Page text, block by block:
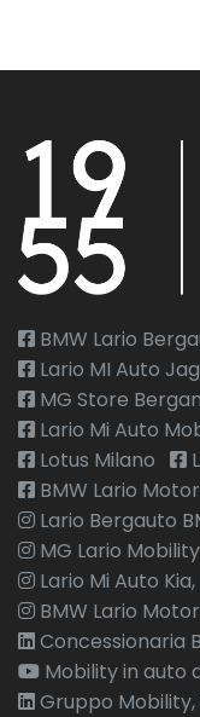
BMW Lario
Lario MI Auto
MG Store
Lario Mi Auto
Lotus Milano
BMW Lario
Lario Bergauto
MG Lario Mobility
Lario Mi Auto
BMW Lario
Concessionaria
Mobility in auto
Gruppo Mobility,